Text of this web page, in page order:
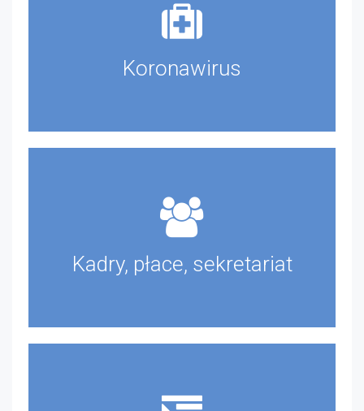
Koronawirus
Kadry, płace, sekretariat